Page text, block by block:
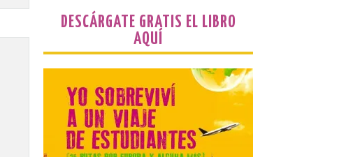
animación.
La programación
incorpora un amplio
calendario de actividades
de animación dirigidas a
todos los públicos. La
Bañeza inauguró en la tarde de este
martes 4 de agosto una nueva edición de
su tradicional Mercado Medieval, que
hasta el próximo 6 […]
DESCÁRGATE GRATIS EL LIBRO
AQUÍ